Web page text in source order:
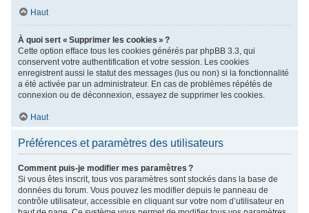
Haut
À quoi sert « Supprimer les cookies » ?
Cette option efface tous les cookies générés par phpBB 3.3, qui
conservent votre authentification et votre session. Les cookies
enregistrent aussi le statut des messages (lus ou non) si la fonctionnalité
a été activée par un administrateur. En cas de problèmes répétés de
connexion ou de déconnexion, essayez de supprimer les cookies.
Haut
Préférences et paramètres des utilisateurs
Comment puis-je modifier mes paramètres ?
Si vous êtes inscrit, tous vos paramètres sont stockés dans la base de
données du forum. Vous pouvez les modifier depuis le panneau de
contrôle utilisateur, accessible en cliquant sur votre nom d’utilisateur en